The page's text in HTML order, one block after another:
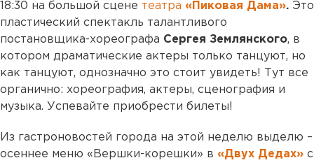
18:30 на большой сцене театра «Пиковая Дама». Это
пластический спектакль талантливого
постановщика-хореографа Сергея Землянского, в
котором драматические актеры только танцуют, но
как танцуют, однозначно это стоит увидеть! Тут все
органично: хореография, актеры, сценография и
музыка. Успевайте приобрести билеты!
Из гастроновостей города на этой неделю выделю –
осеннее меню «Вершки-корешки» в «Двух Дедах» с